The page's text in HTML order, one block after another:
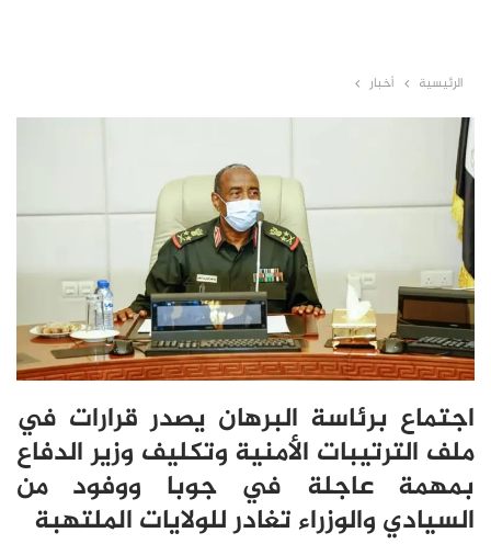
الرئيسية أخبار
اجتماع برئاسة البرهان يصدر قرارات في
ملف الترتيبات الأمنية وتكليف وزير الدفاع
بمهمة عاجلة في جوبا ووفود من
السيادي والوزراء تغادر للولايات الملتهبة